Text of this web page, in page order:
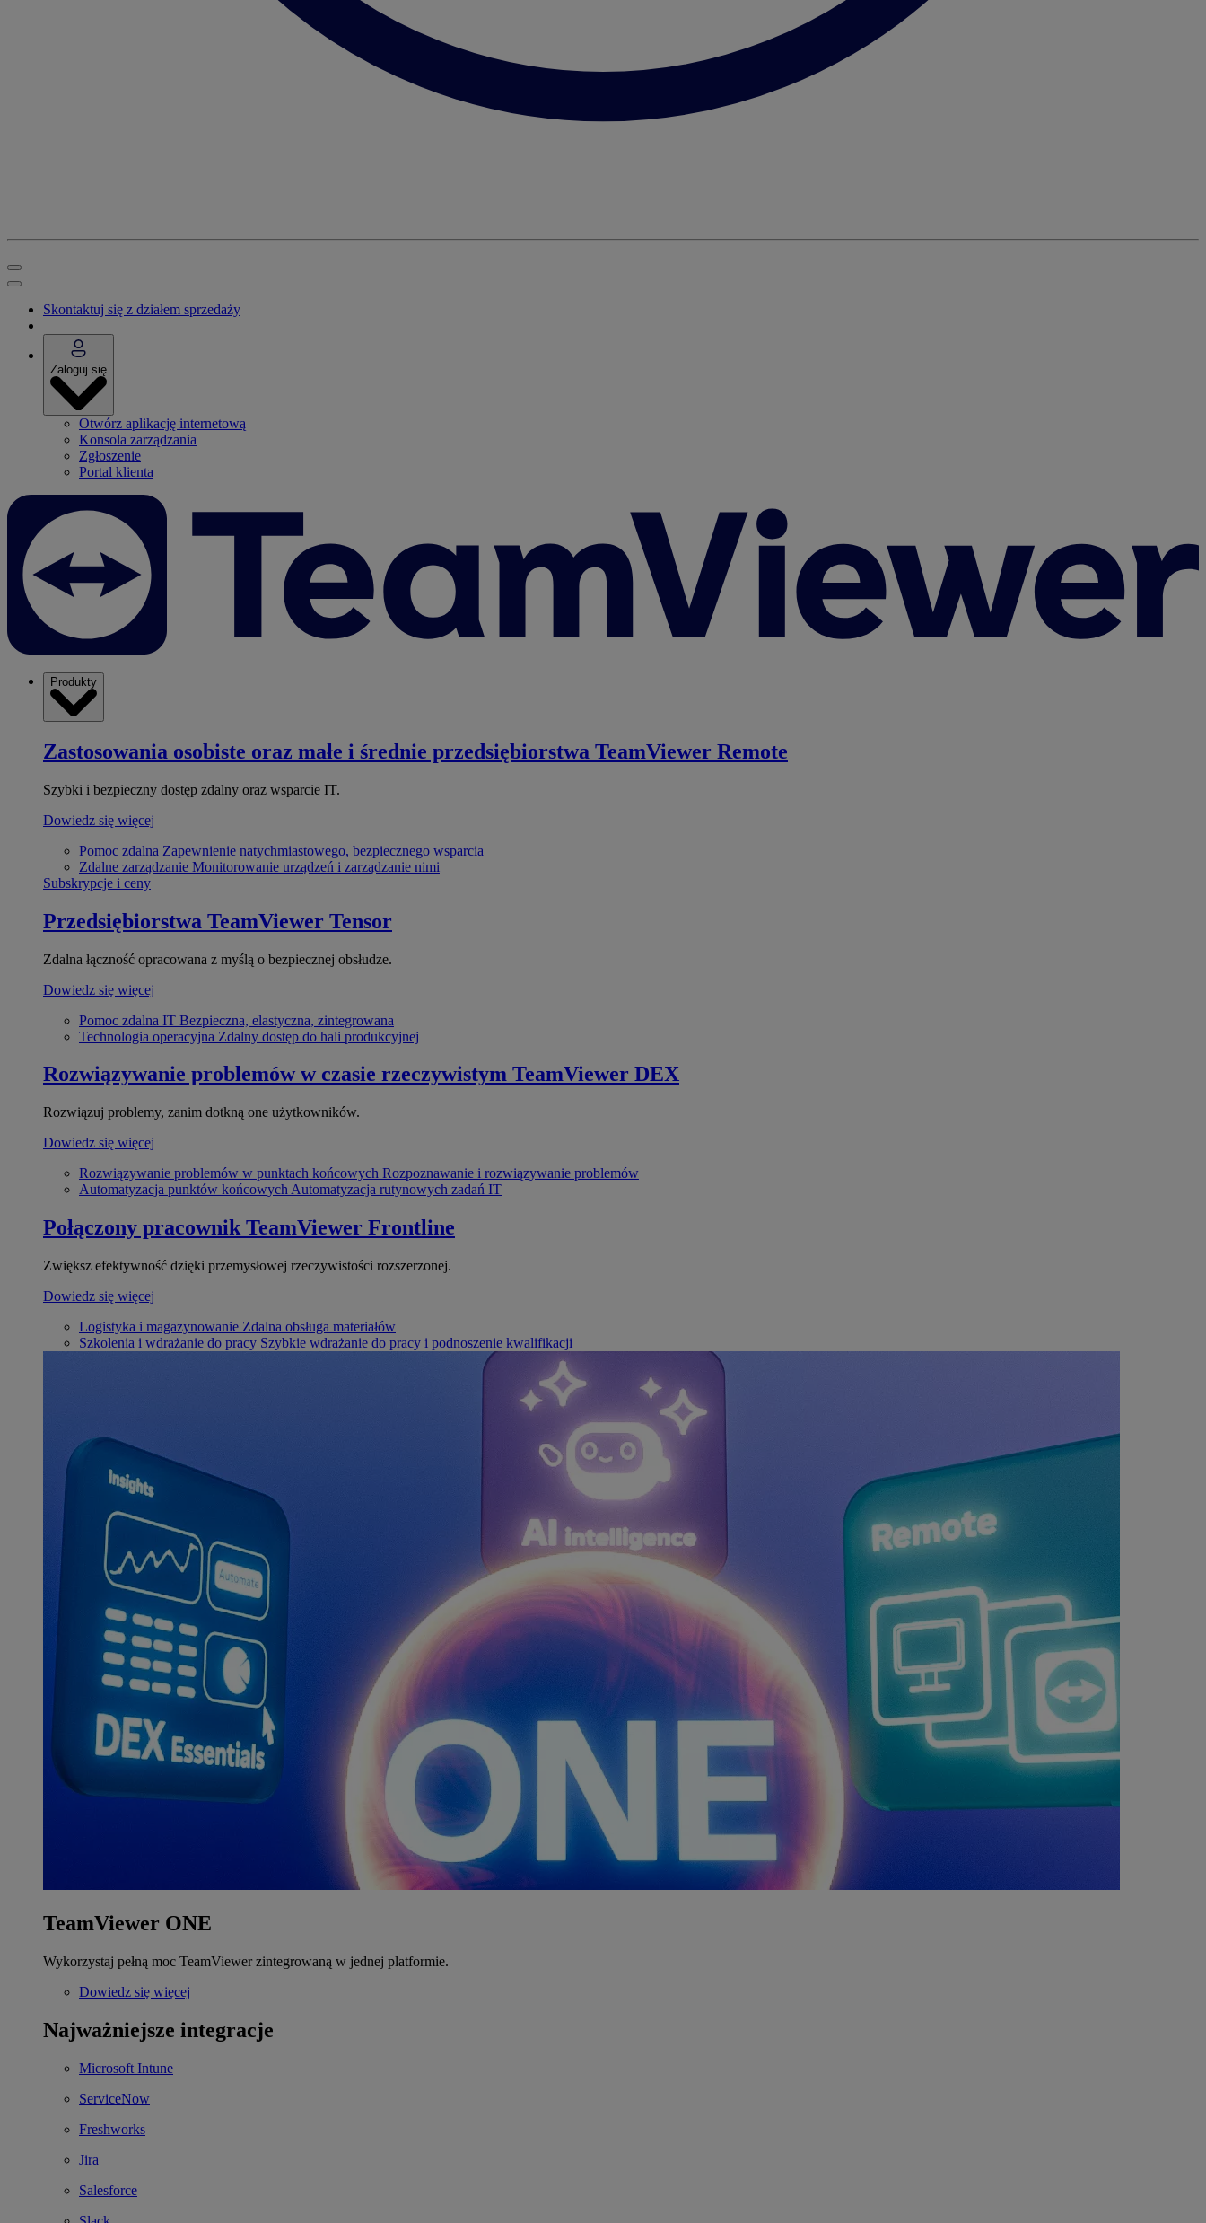
Skontaktuj się z działem sprzedaży
Zaloguj się
Otwórz aplikację internetową
Konsola zarządzania
Zgłoszenie
Portal klienta
Produkty
Zastosowania osobiste oraz małe i średnie przedsiębiorstwa TeamViewer Remote
Szybki i bezpieczny dostęp zdalny oraz wsparcie IT.
Dowiedz się więcej
Pomoc zdalna Zapewnienie natychmiastowego, bezpiecznego wsparcia
Zdalne zarządzanie Monitorowanie urządzeń i zarządzanie nimi
Subskrypcje i ceny
Przedsiębiorstwa TeamViewer Tensor
Zdalna łączność opracowana z myślą o bezpiecznej obsłudze.
Dowiedz się więcej
Pomoc zdalna IT Bezpieczna, elastyczna, zintegrowana
Technologia operacyjna Zdalny dostęp do hali produkcyjnej
Rozwiązywanie problemów w czasie rzeczywistym TeamViewer DEX
Rozwiązuj problemy, zanim dotkną one użytkowników.
Dowiedz się więcej
Rozwiązywanie problemów w punktach końcowych Rozpoznawanie i rozwiązywanie problemów
Automatyzacja punktów końcowych Automatyzacja rutynowych zadań IT
Połączony pracownik TeamViewer Frontline
Zwiększ efektywność dzięki przemysłowej rzeczywistości rozszerzonej.
Dowiedz się więcej
Logistyka i magazynowanie Zdalna obsługa materiałów
Szkolenia i wdrażanie do pracy Szybkie wdrażanie do pracy i podnoszenie kwalifikacji
TeamViewer ONE
Wykorzystaj pełną moc TeamViewer zintegrowaną w jednej platformie.
Dowiedz się więcej
Najważniejsze integracje
Microsoft Intune
ServiceNow
Freshworks
Jira
Salesforce